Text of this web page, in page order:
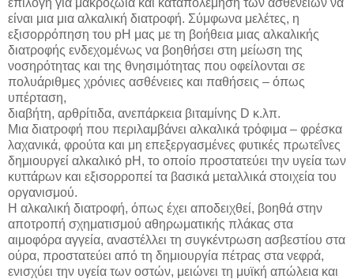
είναι μια μια αλκαλική διατροφή. Σύμφωνα μελέτες, η
εξισορρόπηση του pH μας με τη βοήθεια μιας αλκαλικής
διατροφής ενδεχομένως να βοηθήσει στη μείωση της
νοσηρότητας και της θνησιμότητας που οφείλονται σε
πολυάριθμες χρόνιες ασθένειες και παθήσεις – όπως
υπέρταση,
διαβήτη, αρθρίτιδα, ανεπάρκεια βιταμίνης D κ.λπ.
Μια διατροφή που περιλαμβάνει αλκαλικά τρόφιμα – φρέσκα
λαχανικά, φρούτα και μη επεξεργασμένες φυτικές πρωτεΐνες
δημιουργεί αλκαλικό pH, το οποίο προστατεύει την υγεία των
κυττάρων και εξισορροπεί τα βασικά μεταλλικά στοιχεία του
οργανισμού.
Η αλκαλική διατροφή, όπως έχει αποδειχθεί, βοηθά στην
αποτροπή σχηματισμού αθηρωματικής πλάκας στα
αιμοφόρα αγγεία, αναστέλλει τη συγκέντρωση ασβεστίου στα
ούρα, προστατεύει από τη δημιουργία πέτρας στα νεφρά,
ενισχύει την υγεία των οστών, μειώνει τη μυϊκή απώλεια και